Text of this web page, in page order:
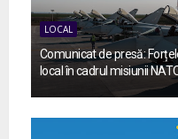
LOCAL
Comunicat de presă:
local în cadrul misiunii